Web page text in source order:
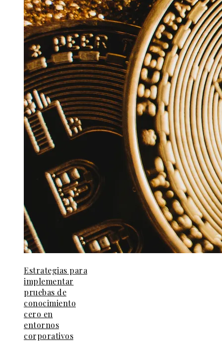
Estrategias para
implementar
pruebas de
conocimiento
cero en
entornos
corporativos